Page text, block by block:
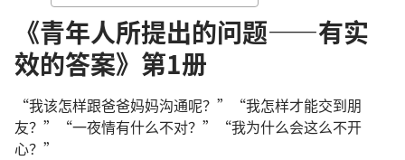
《青年人所提出的问题——有实
效的答案》第1册
“我该怎样跟爸爸妈妈沟通呢？”“我怎样才能交到朋
友？”“一夜情有什么不对？”“我为什么会这么不开
心？”